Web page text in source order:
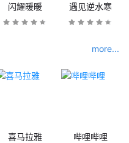
闪耀暖暖 遇见逆水寒
more...
喜马拉雅 哔哩哔哩